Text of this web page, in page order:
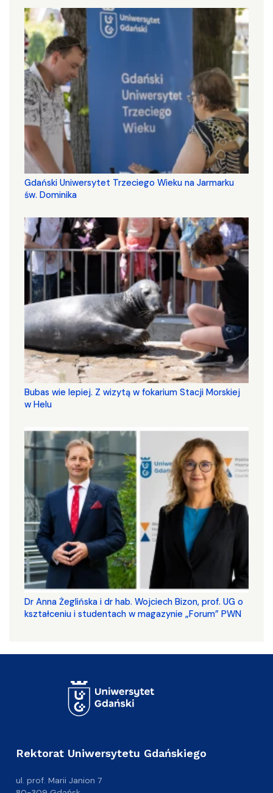
Gdański Uniwersytet Trzeciego Wieku na Jarmarku
św. Dominika
Bubas wie lepiej. Z wizytą w fokarium Stacji Morskiej
w Helu
​​​​​​​Dr Anna Żeglińska i dr hab. Wojciech Bizon, prof. UG o
kształceniu i studentach w magazynie „Forum” PWN
Rektorat Uniwersytetu Gdańskiego
ul. prof. Marii Janion 7